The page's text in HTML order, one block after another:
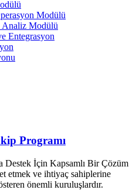
Modülü
Analiz Modülü
Entegrasyon
Programı
Destek İçin Kapsamlı Bir Çözüm
etmek ve ihtiyaç sahiplerine
önemli kuruluşlardır.